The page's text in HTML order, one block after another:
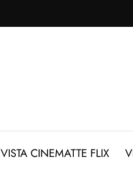
CINEMATTE FLIX